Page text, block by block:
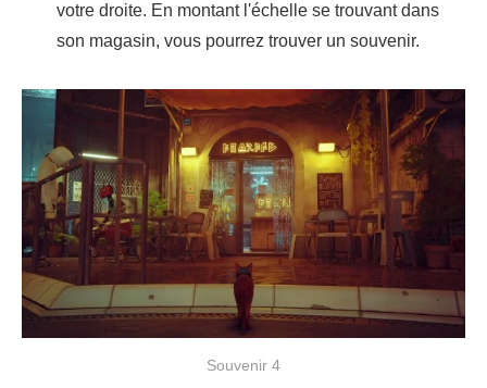
votre droite. En montant l'échelle se trouvant dans
son magasin, vous pourrez trouver un souvenir.
Souvenir 4